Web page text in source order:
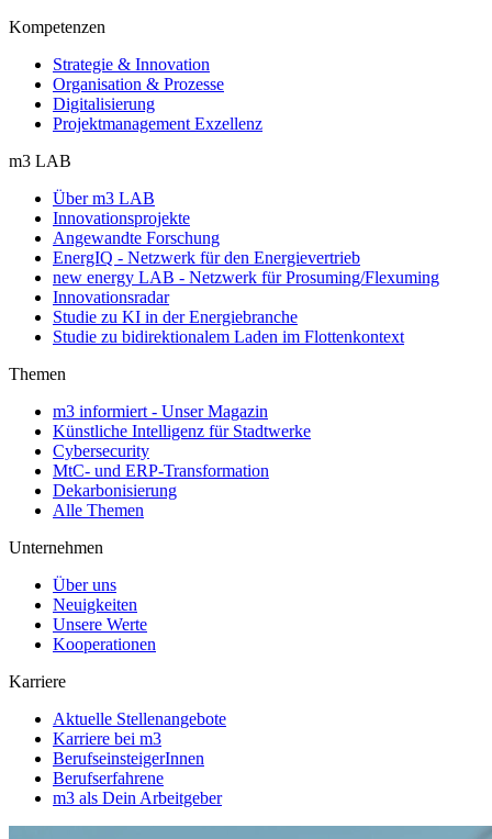
Kompetenzen
Strategie & Innovation
Organisation & Prozesse
Digitalisierung
Projektmanagement Exzellenz
m3 LAB
Über m3 LAB
Innovationsprojekte
Angewandte Forschung
EnergIQ - Netzwerk für den Energievertrieb
new energy LAB - Netzwerk für Prosuming/Flexuming
Innovationsradar
Studie zu KI in der Energiebranche
Studie zu bidirektionalem Laden im Flottenkontext
Themen
m3 informiert - Unser Magazin
Künstliche Intelligenz für Stadtwerke
Cybersecurity
MtC- und ERP-Transformation
Dekarbonisierung
Alle Themen
Unternehmen
Über uns
Neuigkeiten
Unsere Werte
Kooperationen
Karriere
Aktuelle Stellenangebote
Karriere bei m3
BerufseinsteigerInnen
Berufserfahrene
m3 als Dein Arbeitgeber